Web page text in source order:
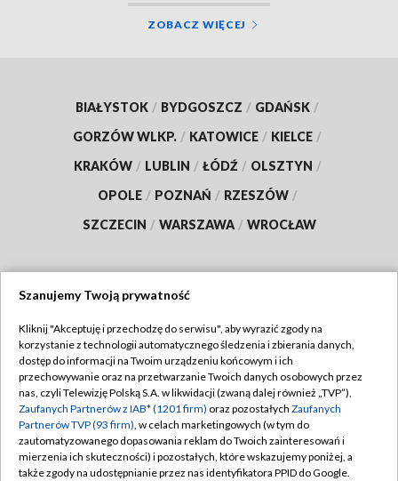
ZOBACZ WIĘCEJ
BIAŁYSTOK / BYDGOSZCZ / GDAŃSK /
GORZÓW WLKP. / KATOWICE / KIELCE /
KRAKÓW / LUBLIN / ŁÓDŹ / OLSZTYN /
OPOLE / POZNAŃ / RZESZÓW /
SZCZECIN / WARSZAWA / WROCŁAW
TVP
Abonament TVP
Emisja w TVP
Centrum informacji TVP
Naziemna Telewizja Cyfrowa
Regulamin TVP
Polityka prywatności
Moje zgody
Pomoc
Szanujemy Twoją prywatność
Kliknij "Akceptuję i przechodzę do serwisu", aby wyrazić zgody na
korzystanie z technologii automatycznego śledzenia i zbierania danych,
dostęp do informacji na Twoim urządzeniu końcowym i ich
przechowywanie oraz na przetwarzanie Twoich danych osobowych przez
nas, czyli Telewizję Polską S.A. w likwidacji (zwaną dalej również „TVP”),
Zaufanych Partnerów z IAB* (1201 firm) oraz pozostałych Zaufanych
Partnerów TVP (93 firm), w celach marketingowych (w tym do
zautomatyzowanego dopasowania reklam do Twoich zainteresowań i
mierzenia ich skuteczności) i pozostałych, które wskazujemy poniżej, a
także zgody na udostępnianie przez nas identyfikatora PPID do Google.